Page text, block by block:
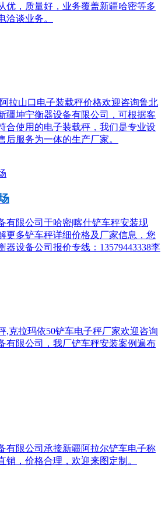
优，质量好，业务覆盖新疆哈密等多
洽谈业务。
拉山口电子装载秤价格欢迎咨询鲁北
坤宁衡器设备有限公司，可根据客
合使用的电子装载秤，我们是专业设
后服务为一体的生产厂家。
有限公司于哈密|喀什铲车秤安装现
更多铲车秤详细价格及厂家信息，您
器设备公司报价专线：13579443338李
,克拉玛依50铲车电子秤厂家欢迎咨询
有限公司，我厂铲车秤安装案例遍布
有限公司承接新疆阿拉尔铲车电子称
销，价格合理，欢迎来图定制。